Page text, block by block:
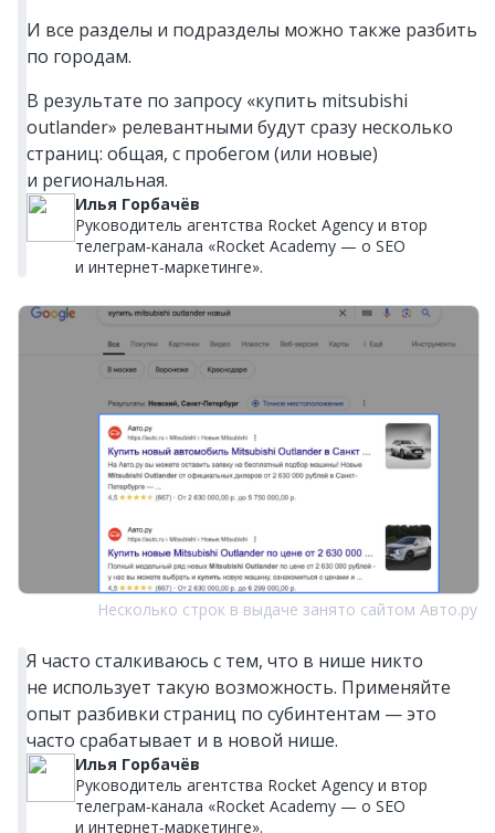
И все разделы и подразделы можно также разбить
по городам.
В результате по запросу «купить mitsubishi
outlander» релевантными будут сразу несколько
страниц: общая, с пробегом (или новые)
и региональная.
Илья Горбачёв
Руководитель агентства Rocket Agency и втор
телеграм‑канала «Rocket Academy — о SEO
и интернет‑маркетинге».
Несколько строк в выдаче занято сайтом Авто.ру
Я часто сталкиваюсь с тем, что в нише никто
не использует такую возможность. Применяйте
опыт разбивки страниц по субинтентам — это
часто срабатывает и в новой нише.
Илья Горбачёв
Руководитель агентства Rocket Agency и втор
телеграм‑канала «Rocket Academy — о SEO
и интернет‑маркетинге».